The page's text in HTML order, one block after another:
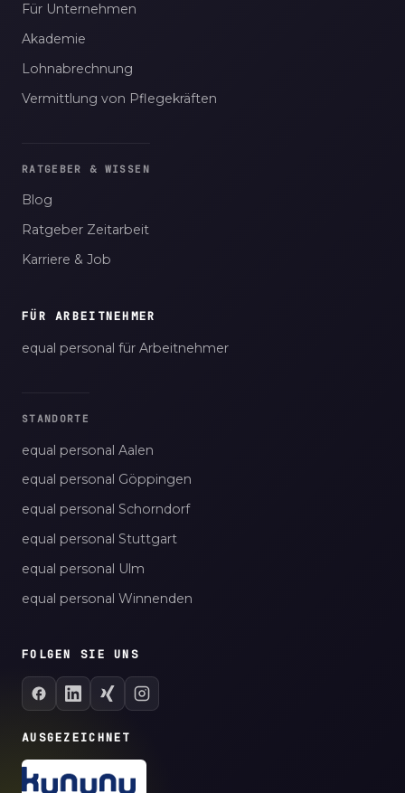
Für Unternehmen
Akademie
Lohnabrechnung
Vermittlung von Pflegekräften
RATGEBER & WISSEN
Blog
Ratgeber Zeitarbeit
Karriere & Job
FÜR ARBEITNEHMER
equal personal für Arbeitnehmer
STANDORTE
equal personal Aalen
equal personal Göppingen
equal personal Schorndorf
equal personal Stuttgart
equal personal Ulm
equal personal Winnenden
FOLGEN SIE UNS
AUSGEZEICHNET